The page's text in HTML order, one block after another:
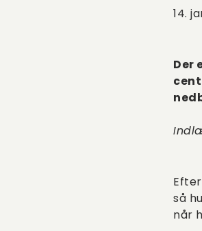
14.
Der
så
når